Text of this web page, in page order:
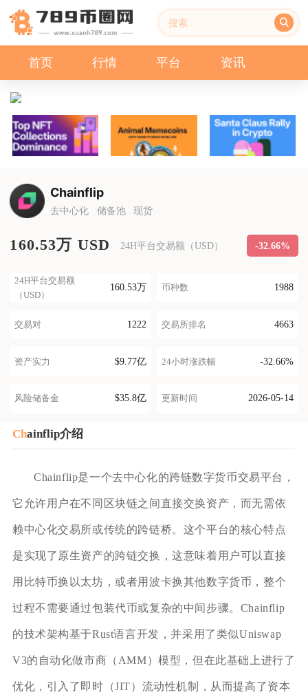
首页 行情 平台 资讯
Chainflip
去中心化 储备池 现货
160.53万 USD 24H平台交易额（USD） -32.66%
24H平台交易额
（USD）
160.53万 币种数 1988
交易对 1222 交易所排名 4663
资产实力 $9.77亿 24小时涨跌幅 -32.66%
风险储备金 $35.8亿 更新时间 2026-05-14
Chainflip介绍
Chainflip是一个去中心化的跨链数字货币交易平台，
它允许用户在不同区块链之间直接交换资产，而无需依
赖中心化交易所或传统的跨链桥。这个平台的核心特点
是实现了原生资产的跨链交换，这意味着用户可以直接
用比特币换以太坊，或者用波卡换其他数字货币，整个
过程不需要通过包装代币或复杂的中间步骤。Chainflip
的技术架构基于Rust语言开发，并采用了类似Uniswap
V3的自动化做市商（AMM）模型，但在此基础上进行了
优化，引入了即时（JIT）流动性机制，从而提高了资本